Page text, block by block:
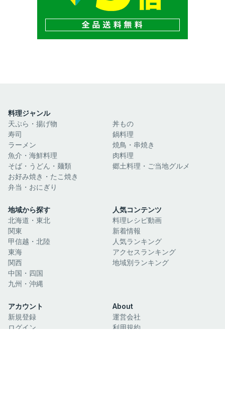
料理ジャンル
天ぷら・揚げ物
寿司
ラーメン
魚介・海鮮料理
そば・うどん・麺類
お好み焼き・たこ焼き
弁当・おにぎり
丼もの
鍋料理
焼鳥・串焼き
肉料理
郷土料理・ご当地グルメ
地域から探す
北海道・東北
関東
甲信越・北陸
東海
関西
中国・四国
九州・沖縄
人気コンテンツ
料理レシピ動画
新着情報
人気ランキング
アクセスランキング
地域別ランキング
アカウント
新規登録
ログイン
About
運営会社
利用規約